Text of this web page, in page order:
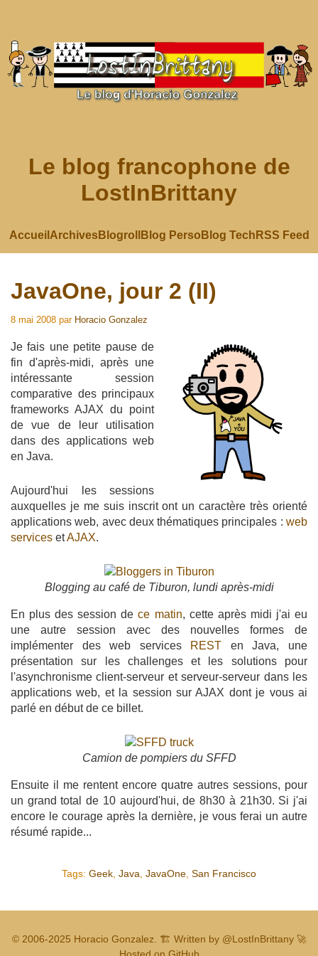
Le blog francophone de
LostInBrittany
Accueil ArchivesBlogroll Blog Perso Blog Tech RSS Feed
JavaOne, jour 2 (II)
8 mai 2008 par Horacio Gonzalez
Je fais une petite pause de
fin d'après-midi, après une
intéressante session
comparative des principaux
frameworks AJAX du point
de vue de leur utilisation
dans des applications web
en Java.
Aujourd'hui les sessions
auxquelles je me suis inscrit ont un caractère très orienté
applications web, avec deux thématiques principales : web
services etAJAX.
Blogging au café de Tiburon, lundi après-midi
En plus des session dece matin, cette après midi j'ai eu
une autre session avec des nouvelles formes de
implémenter des web services
REST en Java, une
présentation sur les challenges et les solutions pour
l'asynchronisme client-serveur et serveur-serveur dans les
applications web, et la session sur AJAX dont je vous ai
parlé en début de ce billet.
Camion de pompiers du SFFD
Ensuite il me rentent encore quatre autres sessions, pour
un grand total de 10 aujourd'hui, de 8h30 à 21h30. Si j'ai
encore le courage après la dernière, je vous ferai un autre
résumé rapide...
Tags: Geek Java JavaOne San Francisco
© 2006-2025 Horacio Gonzalez 🏗️ Written by @LostInBrittany🚀